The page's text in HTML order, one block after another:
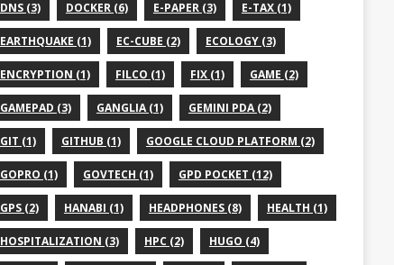
DNS (3) DOCKER (6) E-PAPER (3) E-TAX (1)
EARTHQUAKE (1) EC-CUBE (2) ECOLOGY (3)
ENCRYPTION (1) FILCO (1) FIX (1) GAME (2)
GAMEPAD (3) GANGLIA (1) GEMINI PDA (2)
GIT (1) GITHUB (1) GOOGLE CLOUD PLATFORM (2)
GOPRO (1) GOVTECH (1) GPD POCKET (12)
GPS (2) HANABI (1) HEADPHONES (8) HEALTH (1)
HOSPITALIZATION (3) HPC (2) HUGO (4)